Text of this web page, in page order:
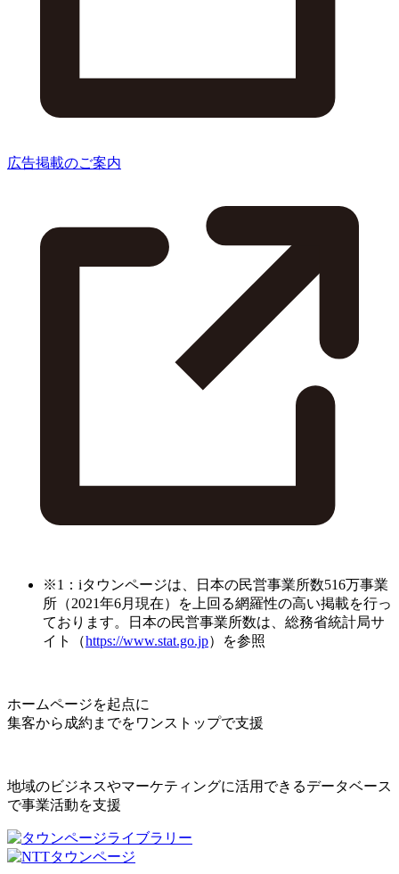
広告掲載のご案内
※1：iタウンページは、日本の民営事業所数516万事業
所（2021年6月現在）を上回る網羅性の高い掲載を行っ
ております。日本の民営事業所数は、総務省統計局サ
イト（https://www.stat.go.jp）を参照
ホームページを起点に
集客から成約までをワンストップで支援
地域のビジネスやマーケティングに活用できるデータベース
で事業活動を支援